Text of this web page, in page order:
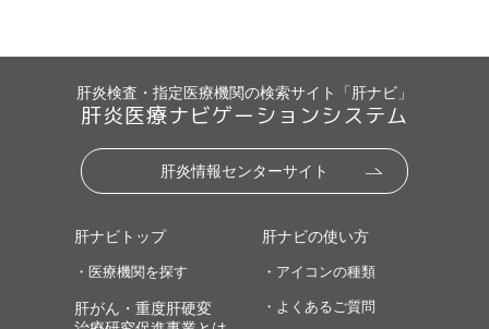
肝炎検査・指定医療機関の検索サイト「肝ナビ」
肝炎医療ナビゲーションシステム
肝炎情報センターサイト
肝ナビトップ
・医療機関を探す
肝がん・重度肝硬変
肝ナビの使い方
・アイコンの種類
・よくあるご質問